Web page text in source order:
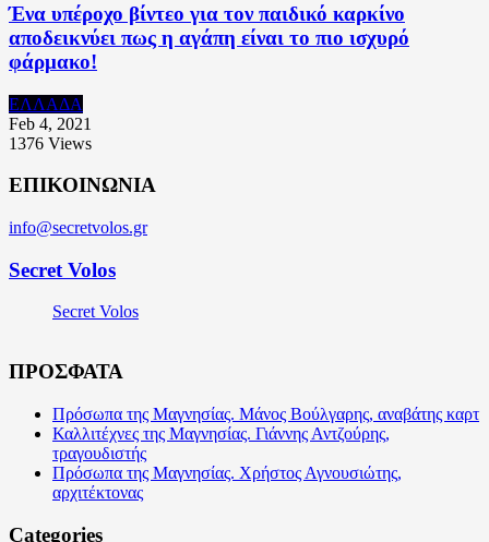
Ένα υπέροχο βίντεο για τον παιδικό καρκίνο
αποδεικνύει πως η αγάπη είναι το πιο ισχυρό
φάρμακο!
ΕΛΛΑΔΑ
Feb 4, 2021
1376 Views
ΕΠΙΚΟΙΝΩΝΙΑ
info@secretvolos.gr
Secret Volos
Secret Volos
ΠΡΟΣΦΑΤΑ
Πρόσωπα της Μαγνησίας. Μάνος Βούλγαρης, αναβάτης καρτ
Καλλιτέχνες της Μαγνησίας. Γιάννης Αντζούρης,
τραγουδιστής
Πρόσωπα της Μαγνησίας. Χρήστος Αγνουσιώτης,
αρχιτέκτονας
Categories